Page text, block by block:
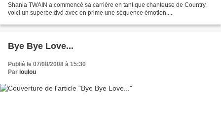
Shania TWAIN a commencé sa carrière en tant que chanteuse de Country,
voici un superbe dvd avec en prime une séquence émotion....
Bye Bye Love...
Publié le 07/08/2008 à 15:30
Par loulou